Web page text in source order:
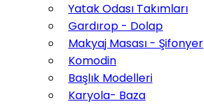
Yatak Odası Takımları
Gardırop - Dolap
Makyaj Masası - Şifonyer
Komodin
Başlık Modelleri
Karyola- Baza